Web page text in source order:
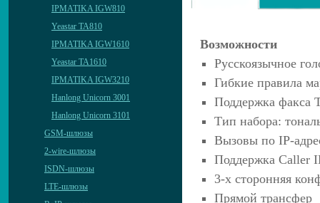
IPMATIKA IGW810
Yeastar TA810
IPMATIKA IGW1610
Yeastar TA1610
IPMATIKA IGW3210
Hanlong Unicorn 3001
Hanlong Unicorn 3101
GSM-шлюзы
2-wire-шлюзы
ISDN-шлюзы
LTE-шлюзы
Возможности
Русскоязычное
Гибкие правила
Поддержка факса
Тип набора:
Вызовы по IP-
Поддержка Caller
3-х сторонняя
Прямой трансфер